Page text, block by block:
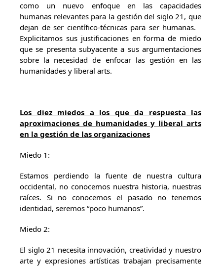
como un nuevo enfoque en las capacidades
humanas relevantes para la gestión del siglo 21, que
dejan de ser científico-técnicas para ser humanas.
Explicitamos sus justificaciones en forma de miedo
que se presenta subyacente a sus argumentaciones
sobre la necesidad de enfocar las gestión en las
humanidades y liberal arts.
Los diez miedos a los que da respuesta las
aproximaciones de humanidades y liberal arts
en la gestión de las organizaciones
Miedo 1:
Estamos perdiendo la fuente de nuestra cultura
occidental, no conocemos nuestra historia, nuestras
raíces. Si no conocemos el pasado no tenemos
identidad, seremos “poco humanos”.
Miedo 2:
El siglo 21 necesita innovación, creatividad y nuestro
arte y expresiones artísticas trabajan precisamente